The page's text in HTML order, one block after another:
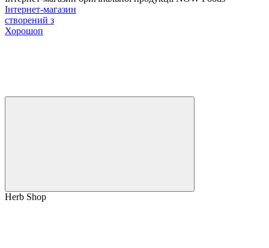
Інтернет-магазин
створений з
Хорошоп
Herb Shop